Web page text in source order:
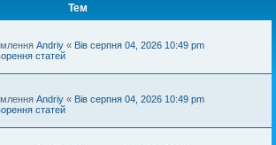
Тем
Andriy « Вів серпня 04, 2026 10:49 pm
статей
Andriy « Вів серпня 04, 2026 10:49 pm
статей